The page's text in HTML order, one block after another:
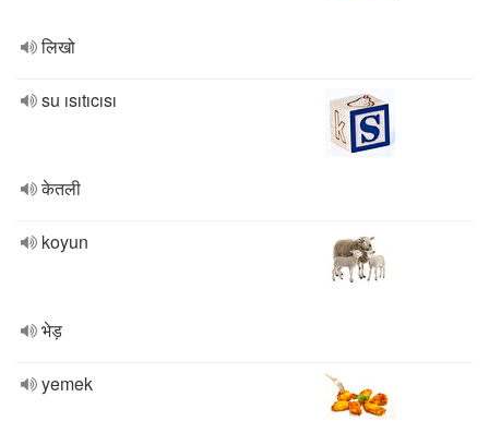
लिखो
su ısıtıcısı
केतली
koyun
भेड़
yemek